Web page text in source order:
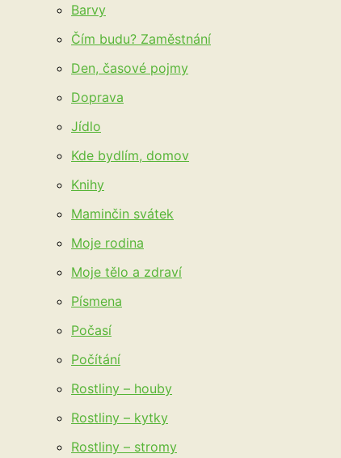
Barvy
Čím budu? Zaměstnání
Den, časové pojmy
Doprava
Jídlo
Kde bydlím, domov
Knihy
Maminčin svátek
Moje rodina
Moje tělo a zdraví
Písmena
Počasí
Počítání
Rostliny – houby
Rostliny – kytky
Rostliny – stromy